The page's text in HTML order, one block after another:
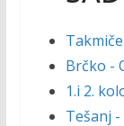
Brčko -
1.i 2.
Tešanj